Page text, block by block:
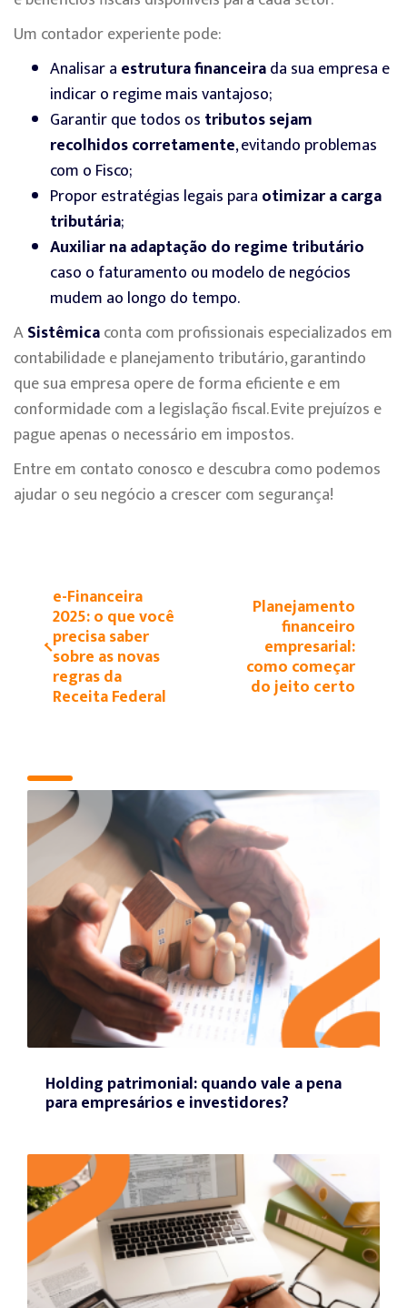
Um contador experiente pode:
Analisar a estrutura financeirada sua empresa e
indicar o regime mais vantajoso;
Garantir que todos os tributos sejam
recolhidos corretamente, evitando problemas
com o Fisco;
Propor estratégias legais para otimizar a carga
tributária;
Auxiliar na adaptação do regime tributário
caso o faturamento ou modelo de negócios
mudem ao longo do tempo.
ASistêmicaconta com profissionais especializados em
contabilidade e planejamento tributário, garantindo
que sua empresa opere de forma eficiente e em
conformidade com a legislação fiscal. Evite prejuízos e
pague apenas o necessário em impostos.
Entre em contato conosco e descubra como podemos
ajudar o seu negócio a crescer com segurança!
e-Financeira
2025: o que você
precisa saber
sobre as novas
regras da
Receita Federal
Planejamento
financeiro
empresarial:
como começar
do jeito certo
Holding patrimonial: quando vale a pena
para empresários e investidores?